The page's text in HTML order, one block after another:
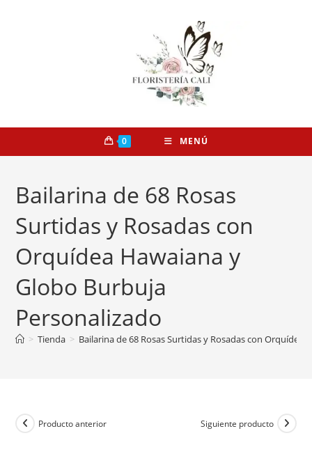
0 MENÚ
Bailarina de 68 Rosas
Surtidas y Rosadas con
Orquídea Hawaiana y
Globo Burbuja
Personalizado
> Tienda > Bailarina de 68 Rosas Surtidas y Rosadas con
Producto anterior Siguiente producto